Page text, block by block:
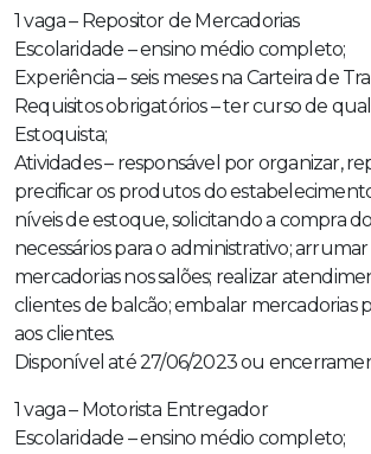
1 vaga – Repositor de Mercadorias
Escolaridade – ensino médio completo;
Experiência – seis meses na Carteira de
Requisitos obrigatórios – ter curso de
Estoquista;
Atividades – responsável por organizar,
precificar os produtos do
níveis de estoque, solicitando a compra
necessários para o administrativo; arrumar
mercadorias nos salões; realizar
clientes de balcão; embalar mercadorias
aos clientes.
Disponível até 27/06/2023 ou
1 vaga – Motorista Entregador
Escolaridade – ensino médio completo;